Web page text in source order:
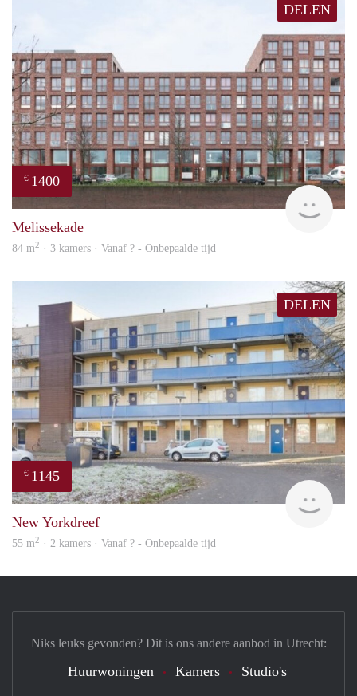
DELEN
€ 1400
Melissekade
84 m2 · 3 kamers · Vanaf ? - Onbepaalde tijd
DELEN
€ 1145
New Yorkdreef
55 m2 · 2 kamers · Vanaf ? - Onbepaalde tijd
Niks leuks gevonden? Dit is ons andere aanbod in Utrecht:
Huurwoningen Kamers Studio's